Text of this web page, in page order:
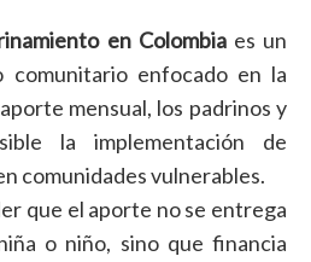
en Colombiaes un
comunitario enfocado en la
mensual, los padrinos y
la implementación de
comunidades vulnerables.
que el aporte no se entrega
o niño, sino que financia